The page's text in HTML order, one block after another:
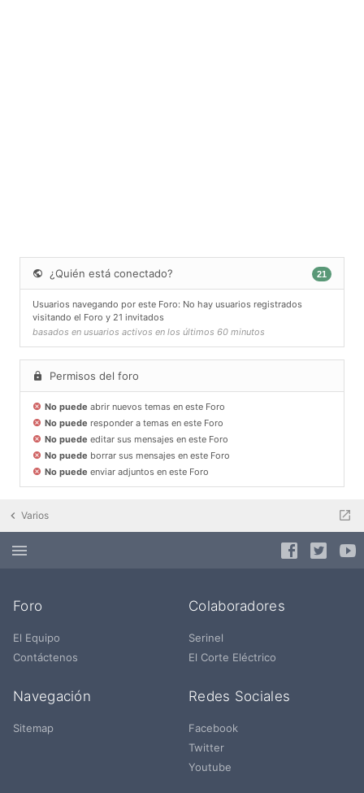
¿Quién está conectado? 21
Usuarios navegando por este Foro: No hay usuarios registrados
visitando el Foro y 21 invitados
basados en usuarios activos en los últimos 60 minutos
Permisos del foro
No puede abrir nuevos temas en este Foro
No puede responder a temas en este Foro
No puede editar sus mensajes en este Foro
No puede borrar sus mensajes en este Foro
No puede enviar adjuntos en este Foro
Varios
Foro
El Equipo
Contáctenos
Colaboradores
Serinel
El Corte Eléctrico
Navegación
Sitemap
Redes Sociales
Facebook
Twitter
Youtube